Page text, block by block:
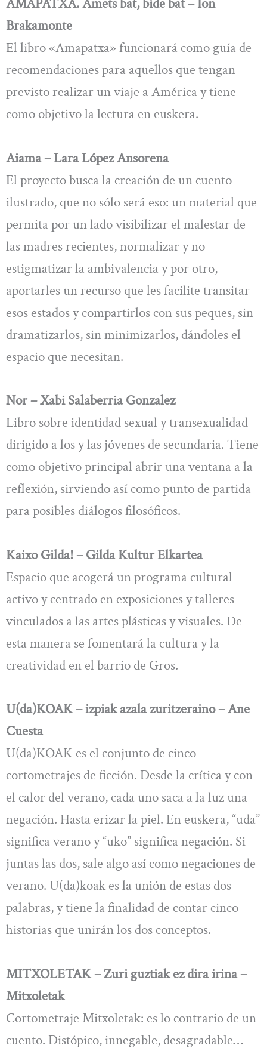
AMAPATXA. Amets bat, bide bat – Ion
Brakamonte
El libro «Amapatxa» funcionará como guía de
recomendaciones para aquellos que tengan
previsto realizar un viaje a América y tiene
como objetivo la lectura en euskera.
Aiama – Lara López Ansorena
El proyecto busca la creación de un cuento
ilustrado, que no sólo será eso: un material que
permita por un lado visibilizar el malestar de
las madres recientes, normalizar y no
estigmatizar la ambivalencia y por otro,
aportarles un recurso que les facilite transitar
esos estados y compartirlos con sus peques, sin
dramatizarlos, sin minimizarlos, dándoles el
espacio que necesitan.
Nor – Xabi Salaberria Gonzalez
Libro sobre identidad sexual y transexualidad
dirigido a los y las jóvenes de secundaria. Tiene
como objetivo principal abrir una ventana a la
reflexión, sirviendo así como punto de partida
para posibles diálogos filosóficos.
Kaixo Gilda! – Gilda Kultur Elkartea
Espacio que acogerá un programa cultural
activo y centrado en exposiciones y talleres
vinculados a las artes plásticas y visuales. De
esta manera se fomentará la cultura y la
creatividad en el barrio de Gros.
U(da)KOAK – izpiak azala zuritzeraino – Ane
Cuesta
U(da)KOAK es el conjunto de cinco
cortometrajes de ficción. Desde la crítica y con
el calor del verano, cada uno saca a la luz una
negación. Hasta erizar la piel. En euskera, “uda”
significa verano y “uko” significa negación. Si
juntas las dos, sale algo así como negaciones de
verano. U(da)koak es la unión de estas dos
palabras, y tiene la finalidad de contar cinco
historias que unirán los dos conceptos.
MITXOLETAK – Zuri guztiak ez dira irina –
Mitxoletak
Cortometraje Mitxoletak: es lo contrario de un
cuento. Distópico, innegable, desagradable…